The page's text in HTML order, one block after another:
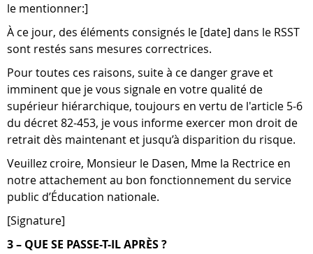
le mentionner:]
À ce jour, des éléments consignés le [date] dans le RSST
sont restés sans mesures correctrices.
Pour toutes ces raisons, suite à ce danger grave et
imminent que je vous signale en votre qualité de
supérieur hiérarchique, toujours en vertu de l'article 5-6
du décret 82-453, je vous informe exercer mon droit de
retrait dès maintenant et jusqu’à disparition du risque.
Veuillez croire, Monsieur le Dasen, Mme la Rectrice en
notre attachement au bon fonctionnement du service
public d’Éducation nationale.
[Signature]
3 – QUE SE PASSE-T-IL APRÈS ?